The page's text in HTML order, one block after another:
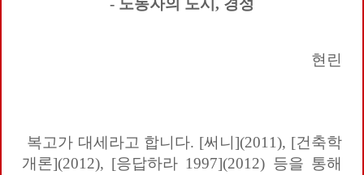
- 노동자의 도시 , 경성
현린
복고가 대세라고 합니다. [써니](2011), [건축학
개론](2012), [응답하라 1997](2012) 등을 통해